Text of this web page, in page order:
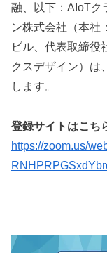
融、以下：AIoTク
ン株式会社（本社
ビル、代表取締役
クスデザイン）は
します。
登録サイトはこち
https://zoom.us/